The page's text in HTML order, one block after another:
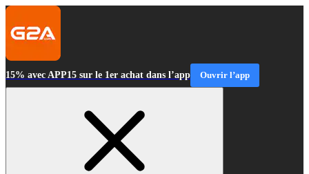
15% avec APP15 sur le 1er achat dans l’app Ouvrir l’app